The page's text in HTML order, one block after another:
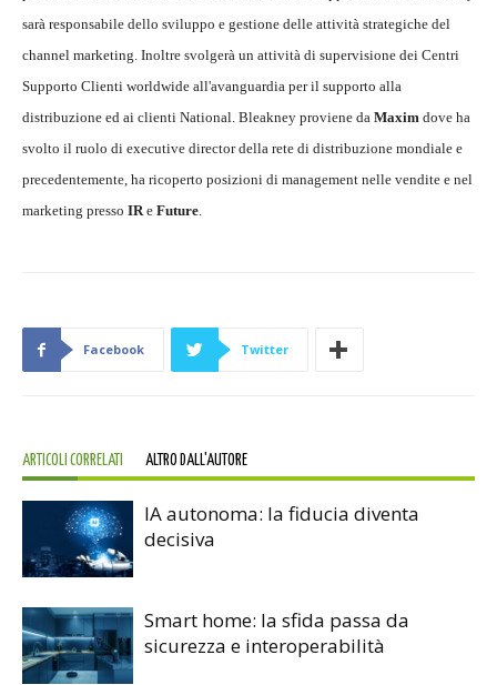
sarà responsabile dello sviluppo e gestione delle attività strategiche del
channel marketing. Inoltre svolgerà un attività di supervisione dei Centri
Supporto Clienti worldwide all'avanguardia per il supporto alla
distribuzione ed ai clienti National. Bleakney proviene da Maxim dove ha
svolto il ruolo di executive director della rete di distribuzione mondiale e
precedentemente, ha ricoperto posizioni di management nelle vendite e nel
marketing presso IRe Future.
Facebook Twitter
ARTICOLI CORRELATI ALTRO DALL'AUTORE
IA autonoma: la fiducia diventa
decisiva
Smart home: la sfida passa da
sicurezza e interoperabilità